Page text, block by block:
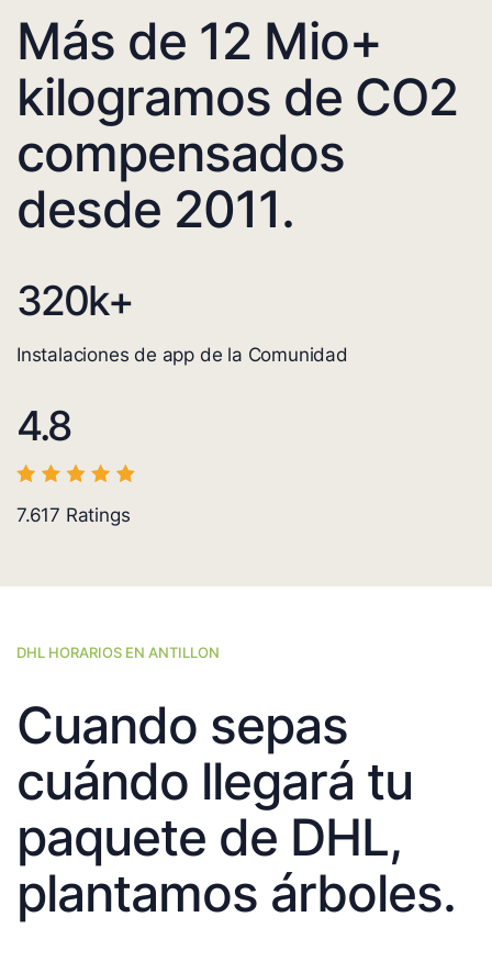
Más de 12 Mio+
kilogramos de CO2
compensados
desde 2011.
320k+
Instalaciones de app de la Comunidad
4.8
7.617 Ratings
DHL HORARIOS EN ANTILLON
Cuando sepas
cuándo llegará tu
paquete de DHL,
plantamos árboles.